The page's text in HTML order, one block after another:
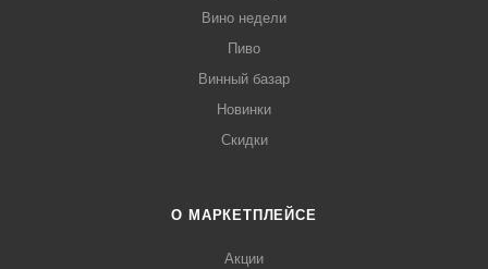
Вино недели
Пиво
Винный базар
Новинки
Скидки
О МАРКЕТПЛЕЙСЕ
Акции